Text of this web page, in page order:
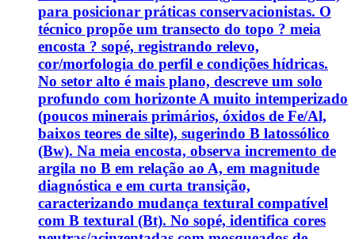
para posicionar práticas conservacionistas. O
técnico propõe um transecto do topo ? meia
encosta ? sopé, registrando relevo,
cor/morfologia do perfil e condições hídricas.
No setor alto é mais plano, descreve um solo
profundo com horizonte A muito intemperizado
(poucos minerais primários, óxidos de Fe/Al,
baixos teores de silte), sugerindo B latossólico
(Bw). Na meia encosta, observa incremento de
argila no B em relação ao A, em magnitude
diagnóstica e em curta transição,
caracterizando mudança textural compatível
com B textural (Bt). No sopé, identifica cores